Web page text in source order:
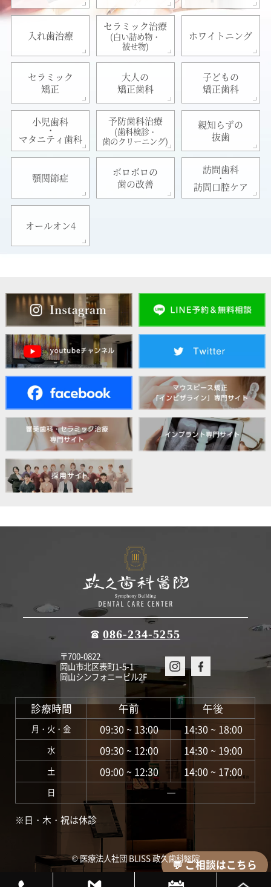
入れ歯治療
セラミック治療
(白い詰め物・
被せ物)
ホワイトニング
セラミック
矯正
大人の
矯正歯科
子どもの
矯正歯科
小児歯科
・
マタニティ歯科
予防歯科治療
(歯科検診・
歯のクリーニング)
親知らずの
抜歯
顎関節症
ボロボロの
歯の改善
訪問歯科
・
訪問口腔ケア
オールオン4
086-234-5255
〒700-0822
岡山市北区表町1-5-1
岡山シンフォニービル2F
診療時間 午前 午後
月・火・金 09:30 ~ 13:00 14:30 ~ 18:00
水 09:30 ~ 12:00 14:30 ~ 19:00
土 09:00 ~ 12:30 14:00 ~ 17:00
日 ―
※日・木・祝は休診
©︎ 医療法人社団 BLISS 政久歯科醫院💬 ご相談はこちら